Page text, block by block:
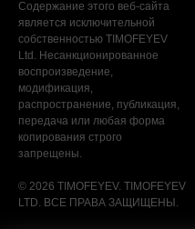
Содержание этого веб-сайта
является исключительной
собственностью TIMOFEYEV
Ltd. Несанкционированное
воспроизведение,
модификация,
распространение, публикация,
передача или любая форма
копирования строго
запрещены.
© 2026 TIMOFEYEV. TIMOFEYEV
LTD. ВСЕ ПРАВА ЗАЩИЩЕНЫ.